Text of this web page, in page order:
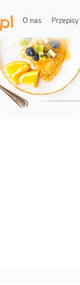
O nas Przepisy